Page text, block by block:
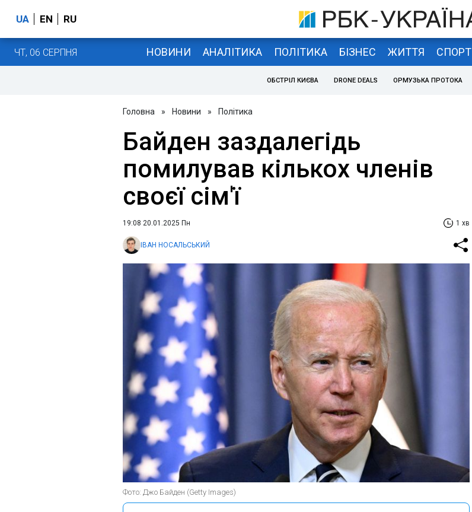
UA EN RU
ЧТ, 06 СЕРПНЯ НОВИНИ АНАЛІТИКА ПОЛІТИКА БІЗНЕС ЖИТТЯ СПОРТ
ОБСТРІЛ КИЄВА DRONE DEALS ОРМУЗЬКА ПРОТОКА
Головна » Новини » Політика
Байден заздалегідь
помилував кількох членів
своєї сім'ї
19:08 20.01.2025 Пн 1 хв
ІВАН НОСАЛЬСЬКИЙ
Фото: Джо Байден (Getty Images)